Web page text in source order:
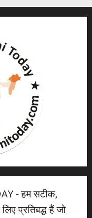
- हम सटीक,
प्रतिबद्ध हैं जो